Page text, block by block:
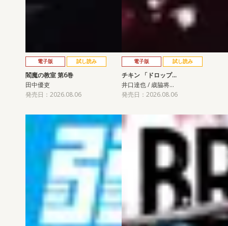
電子版 試し読み
閻魔の教室 第6巻
田中優吏
発売日：2026.08.06
電子版 試し読み
チキン 「ドロップ…
井口達也 / 歳脇将…
発売日：2026.08.06